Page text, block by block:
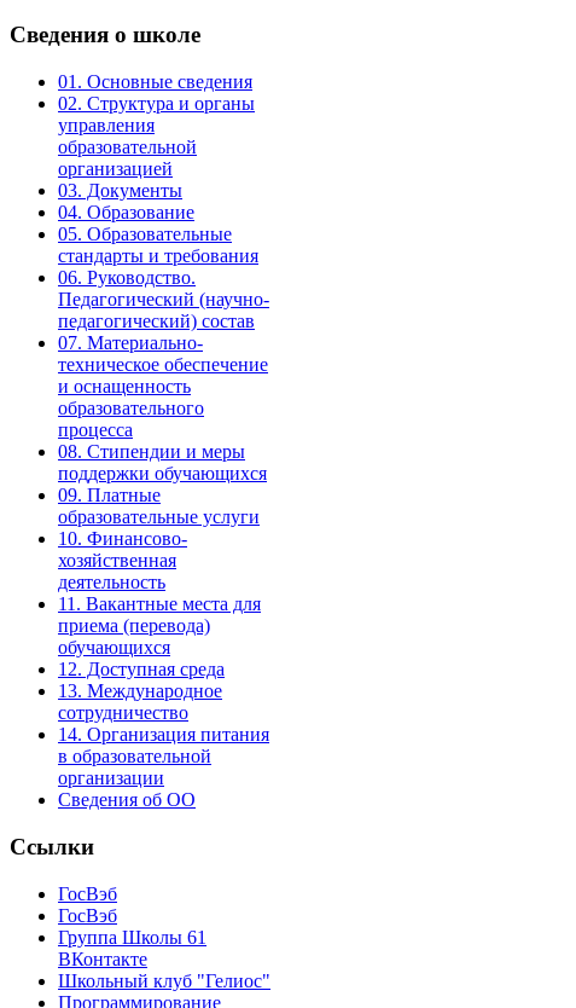
Сведения о школе
01. Основные сведения
02. Структура и органы
управления
образовательной
организацией
03. Документы
04. Образование
05. Образовательные
стандарты и требования
06. Руководство.
Педагогический (научно-
педагогический) состав
07. Материально-
техническое обеспечение
и оснащенность
образовательного
процесса
08. Стипендии и меры
поддержки обучающихся
09. Платные
образовательные услуги
10. Финансово-
хозяйственная
деятельность
11. Вакантные места для
приема (перевода)
обучающихся
12. Доступная среда
13. Международное
сотрудничество
14. Организация питания
в образовательной
организации
Сведения об ОО
Ссылки
ГосВэб
ГосВэб
Группа Школы 61
ВКонтакте
Школьный клуб "Гелиос"
Программирование